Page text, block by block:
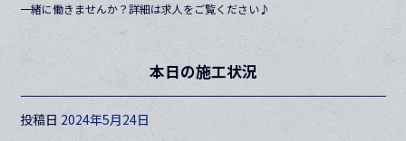
一緒に働きませんか？詳細は求人をご覧ください♪
本日の施工状況
投稿日 2024年5月24日